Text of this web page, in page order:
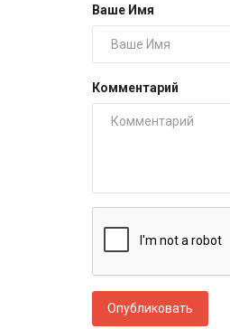
Ваше Имя
Комментарий
Опубликовать